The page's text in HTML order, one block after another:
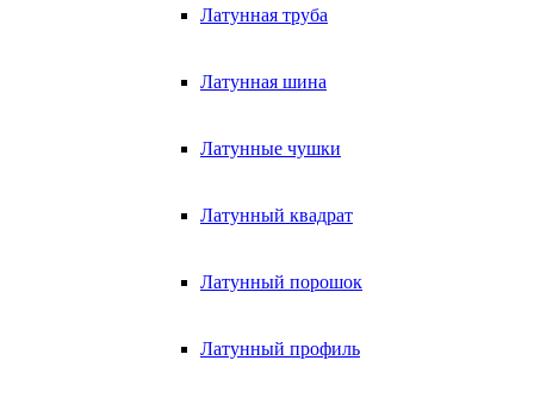
Латунная труба
Латунная шина
Латунные чушки
Латунный квадрат
Латунный порошок
Латунный профиль